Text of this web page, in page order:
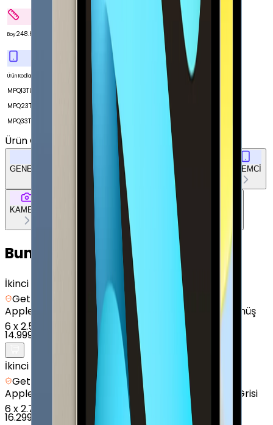
Boy248.6 mm
Ürün Kodları
MPQ13TU/A
MPQ23TU/A
MPQ33TU/A
Ürün Özellikleri Tümünü Gör
GENEL ÖZELLİKLER EKRAN BELLEK & DEPOLAMA İŞLEMCİ
KAMERA BAĞLANTILAR TASARIM DOKÜMAN & DİĞER
Bunları da Beğenebilirsin
İkinci el
Getmobil Güvencesi
Apple
iPad (9. Nesil) - 64 GB - 10.2 İnç - GPS - Gümüş
6x2.500 TL
14.999 TL
İkinci el
Getmobil Güvencesi
Apple
iPad (8. Nesil) - 128 GB - 10.2" - GPS - Uzay Grisi
6x2.717 TL
16.299 TL